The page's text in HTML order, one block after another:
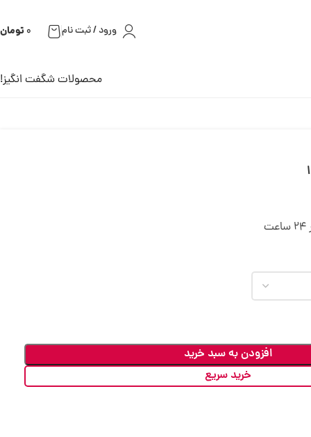
ورود / ثبت نام 0تومان
محصولات شگفت انگیز!
افزودن به سبد خرید
خرید سریع